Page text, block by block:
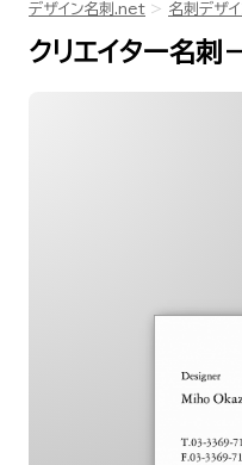
デザイン名刺.net 名刺デザイ
クリエイター名